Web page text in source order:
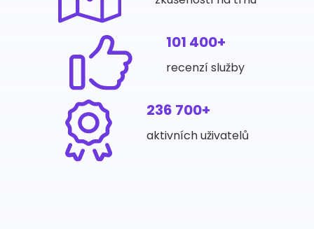
101 400+
recenzí služby
236 700+
aktivních uživatelů